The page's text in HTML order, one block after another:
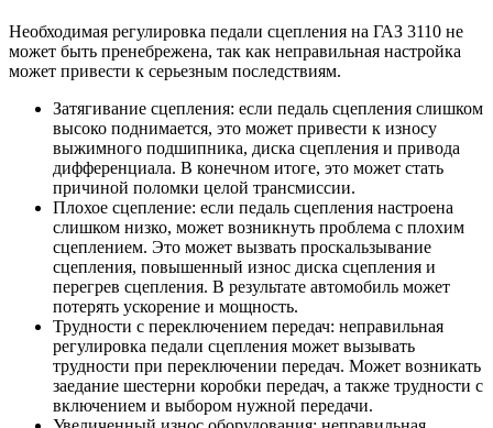
Необходимая регулировка педали сцепления на ГАЗ 3110 не
может быть пренебрежена, так как неправильная настройка
может привести к серьезным последствиям.
Затягивание сцепления: если педаль сцепления слишком
высоко поднимается, это может привести к износу
выжимного подшипника, диска сцепления и привода
дифференциала. В конечном итоге, это может стать
причиной поломки целой трансмиссии.
Плохое сцепление: если педаль сцепления настроена
слишком низко, может возникнуть проблема с плохим
сцеплением. Это может вызвать проскальзывание
сцепления, повышенный износ диска сцепления и
перегрев сцепления. В результате автомобиль может
потерять ускорение и мощность.
Трудности с переключением передач: неправильная
регулировка педали сцепления может вызывать
трудности при переключении передач. Может возникать
заедание шестерни коробки передач, а также трудности с
включением и выбором нужной передачи.